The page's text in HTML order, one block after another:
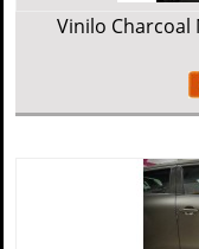
Vinilo Charcoal